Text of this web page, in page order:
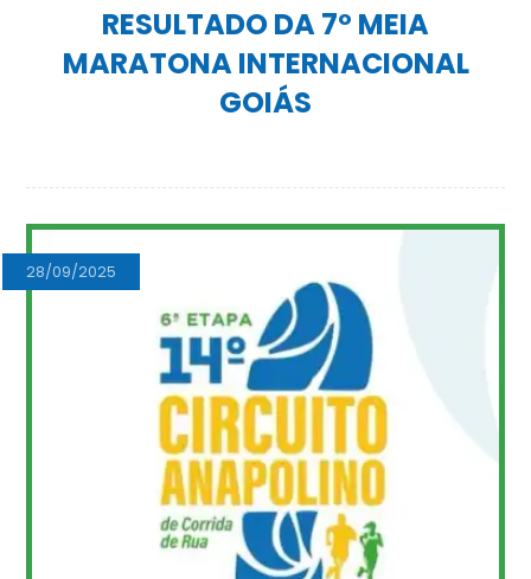
RESULTADO DA 7º MEIA
MARATONA INTERNACIONAL
GOIÁS
28/09/2025